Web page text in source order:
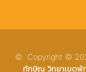
© Copyright ©
ทักษิณ วิทยาเขตพั